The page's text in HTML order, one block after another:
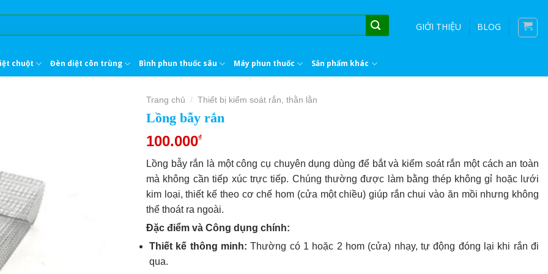
GIỚI THIỆU BLOG
chuột Đèn diệt côn trùng Bình phun thuốc sâu Máy phun thuốc Sản phẩm khác
Trang chủ / Thiết bị kiểm soát rắn, thằn lằn
Lồng bẫy rắn
100.000₫
Lồng bẫy rắn là một công cụ chuyên dụng dùng để bắt và kiểm soát rắn một cách an toàn
mà không cần tiếp xúc trực tiếp. Chúng thường được làm bằng thép không gỉ hoặc lưới
kim loại, thiết kế theo cơ chế hom (cửa một chiều) giúp rắn chui vào ăn mồi nhưng không
thể thoát ra ngoài.
Đặc điểm và Công dụng chính:
Thiết kế thông minh: Thường có 1 hoặc 2 hom (cửa) nhạy, tự động đóng lại khi rắn đi
qua.